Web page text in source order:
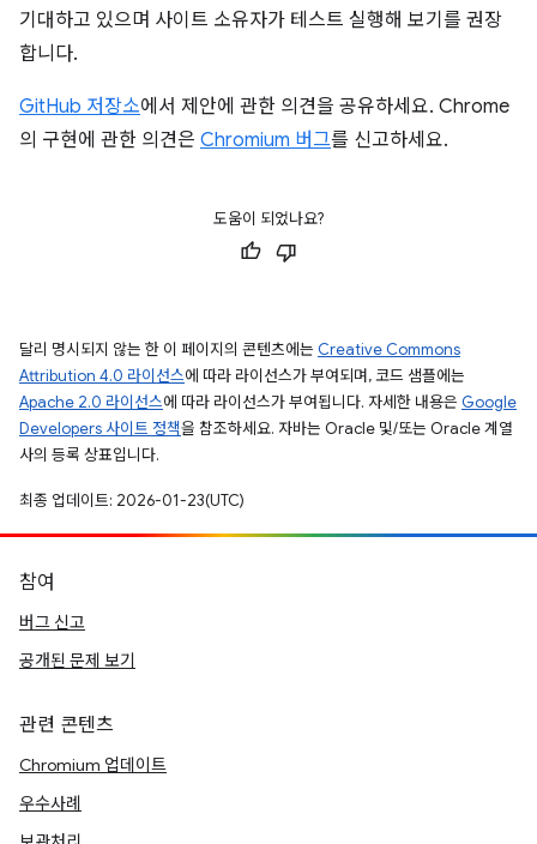
기대하고 있으며 사이트 소유자가 테스트 실행해 보기를 권장
합니다.
GitHub 저장소에서 제안에 관한 의견을 공유하세요. Chrome
의 구현에 관한 의견은 Chromium 버그를 신고하세요.
도움이 되었나요?
달리 명시되지 않는 한 이 페이지의 콘텐츠에는 Creative Commons
Attribution 4.0 라이선스에 따라 라이선스가 부여되며, 코드 샘플에는
Apache 2.0 라이선스에 따라 라이선스가 부여됩니다. 자세한 내용은 Google
Developers 사이트 정책을 참조하세요. 자바는 Oracle 및/또는 Oracle 계열
사의 등록 상표입니다.
최종 업데이트: 2026-01-23(UTC)
참여
버그 신고
공개된 문제 보기
관련 콘텐츠
Chromium 업데이트
우수사례